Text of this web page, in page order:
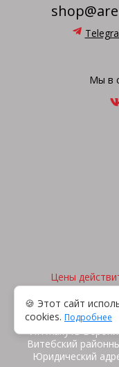
Мы в
Цены
ИП Жакуть
Витебский
Юридический
🍪 Этот сайт
cookies. Подробнее